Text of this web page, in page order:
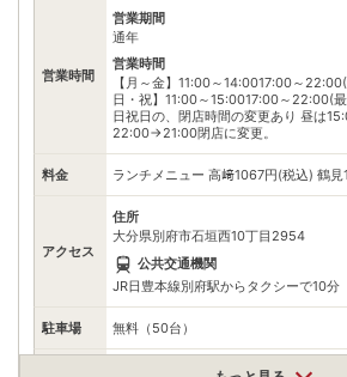
営業時間
営業期間
通年
営業時間
【月～金】11:00～14:0017:00～
日・祝】11:00～15:0017:00～22:00(
日祝日の、閉店時間の変更あり 昼は
22:00→21:00閉店に変更。
料金 ランチメニュー 高﨑1067円(税込) 鶴
アクセス
住所
大分県別府市石垣西10丁目2954
公共交通機関
JR日豊本線別府駅からタクシーで10分
駐車場 無料（50台）